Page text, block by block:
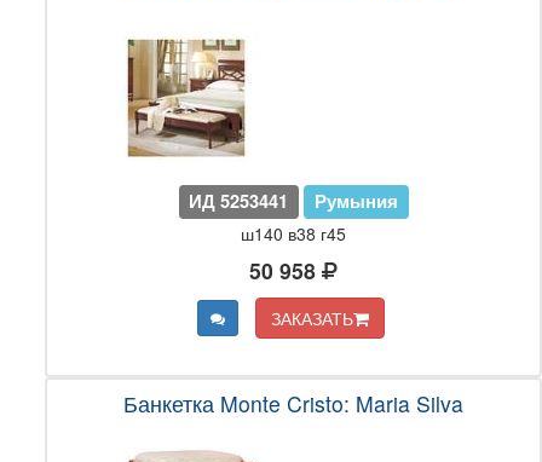
ИД 5253441 Румыния
ш140 в38 г45
50 958
ЗАКАЗАТЬ
Банкетка Monte Cristo: Maria Silva